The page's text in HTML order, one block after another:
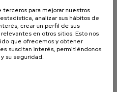
Onkologikoa-Biodonostia nos
de los resultados a
apoyo a la decisión clínica o
por ejemplo, medir el
de un indicador de la
terceros para mejorar nuestros
analizar sus hábitos de
crear un perfil de sus
en otros sitios. Esto nos
que ofrecemos y obtener
suscitan interés, permitiéndonos
su seguridad.